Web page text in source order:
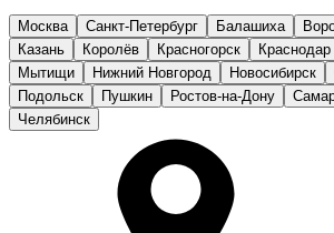
Москва Санкт-Петербург Балашиха
Казань
Королёв Красногорск Краснодар
Мытищи
Нижний Новгород Новосибирск
Подольск
Пушкин Ростов-на-Дону
Челябинск